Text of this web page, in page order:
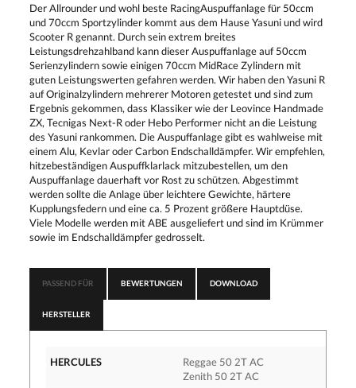
Der Allrounder und wohl beste RacingAuspuffanlage für 50ccm
und 70ccm Sportzylinder kommt aus dem Hause Yasuni und wird
Scooter R genannt. Durch sein extrem breites
Leistungsdrehzahlband kann dieser Auspuffanlage auf 50ccm
Serienzylindern sowie einigen 70ccm MidRace Zylindern mit
guten Leistungswerten gefahren werden. Wir haben den Yasuni R
auf Originalzylindern mehrerer Motoren getestet und sind zum
Ergebnis gekommen, dass Klassiker wie der Leovince Handmade
ZX, Tecnigas Next-R oder Hebo Performer nicht an die Leistung
des Yasuni rankommen. Die Auspuffanlage gibt es wahlweise mit
einem Alu, Kevlar oder Carbon Endschalldämpfer. Wir empfehlen,
hitzebeständigen Auspuffklarlack mitzubestellen, um den
Auspuffanlage dauerhaft vor Rost zu schützen. Abgestimmt
werden sollte die Anlage über leichtere Gewichte, härtere
Kupplungsfedern und eine ca. 5 Prozent größere Hauptdüse.
Viele Modelle werden mit ABE ausgeliefert und sind im Krümmer
sowie im Endschalldämpfer gedrosselt.
PASSEND FÜR BEWERTUNGEN DOWNLOAD
HERSTELLER
HERCULES
Reggae 50 2T AC
Zenith 50 2T AC